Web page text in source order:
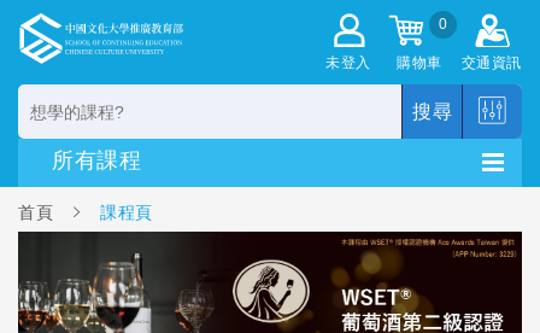
未登入
0
購物車 交通資訊
搜尋
首頁 課程頁